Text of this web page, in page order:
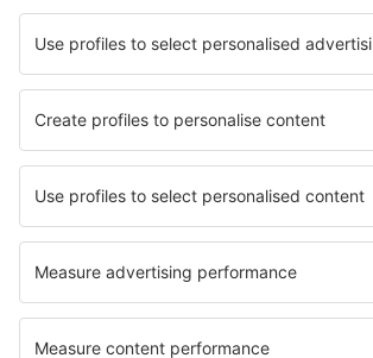
Newquay Cornwall (NQY)
North Ronaldsay (NRL)
Norwich Intl Airport (NWI)
Nottingham Airport (NQT)
Papa Westray (PPW)
Hubschrauberlandeplatz Penzance